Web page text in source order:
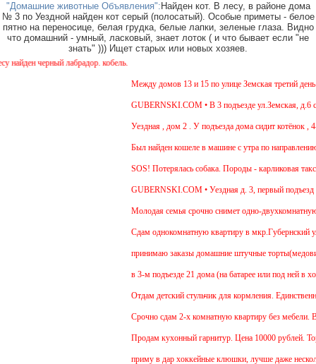
"Домашние животные Объявления": Найден кот. В лесу, в районе дома
№ 3 по Уездной найден кот серый (полосатый). Особые приметы - белое
пятно на переносице, белая грудка, белые лапки, зеленые глаза. Видно
что домашний - умный, ласковый, знает лоток ( и что бывает если "не
знать" ))) Ищет старых или новых хозяев.
черный лабрадор. кобель.
Между домов 13 и 15 по улице Земская третий день
GUBERNSKI.COM • В 3 подъезде ул.Земская, д.6
Уездная , дом 2 . У подъезда дома сидит котёнок ,
Был найден кошеле в машине с утра по направлению
SOS! Потерялась собака. Породы - карликовая
GUBERNSKI.COM • Уездная д. 3, первый
Молодая семья срочно снимет одно-двухкомнатную
Cдам однокомнатную квартиру в мкр.Губернский
принимаю заказы домашние штучные
в 3-м подъезде 21 дома (на батарее или под ней в
Отдам детский стульчик для кормления.
Срочно сдам 2-х комнатную квартиру без мебели. В
Продам кухонный гарнитур. Цена 10000 рублей. Торг
приму в дар хоккейные клюшки, лучше даже